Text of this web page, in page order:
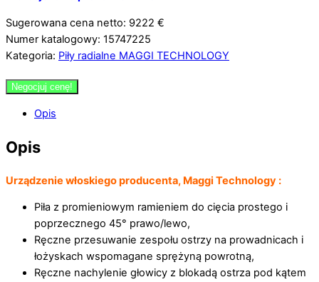
Sugerowana cena netto: 9222 €
Numer katalogowy: 15747225
Kategoria: Piły radialne MAGGI TECHNOLOGY
Negocjuj cenę!
Opis
Opis
Urządzenie włoskiego producenta, Maggi Technology :
Piła z promieniowym ramieniem do cięcia prostego i
poprzecznego 45° prawo/lewo,
Ręczne przesuwanie zespołu ostrzy na prowadnicach i
łożyskach wspomagane sprężyną powrotną,
Ręczne nachylenie głowicy z blokadą ostrza pod kątem